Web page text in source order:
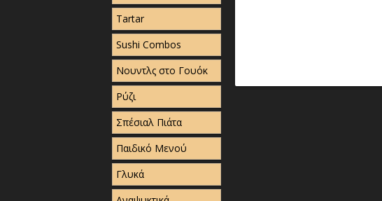
Tartar
Sushi Combos
Νουντλς στο Γουόκ
Ρύζι
Σπέσιαλ Πιάτα
Παιδικό Μενού
Γλυκά